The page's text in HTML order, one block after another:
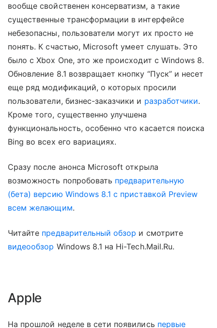
вообще свойственен консерватизм, а такие
существенные трансформации в интерфейсе
небезопасны, пользователи могут их просто не
понять. К счастью, Microsoft умеет слушать. Это
было с Xbox One, это же происходит с Windows 8.
Обновление 8.1 возвращает кнопку “Пуск” и несет
еще ряд модификаций, о которых просили
пользователи, бизнес-заказчики и разработчики.
Кроме того, существенно улучшена
функциональность, особенно что касается поиска
Bing во всех его вариациях.
Cразу после анонса Microsoft открыла
возможность попробовать предварительную
(бета) версию Windows 8.1 с приставкой Preview
всем желающим.
Читайте предварительный обзор и смотрите
видеообзор Windows 8.1 на Hi-Tech.Mail.Ru.
Apple
На прошлой неделе в сети появились первые